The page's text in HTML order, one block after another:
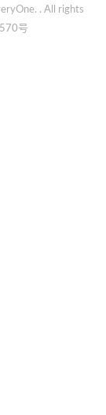
. All rights
号